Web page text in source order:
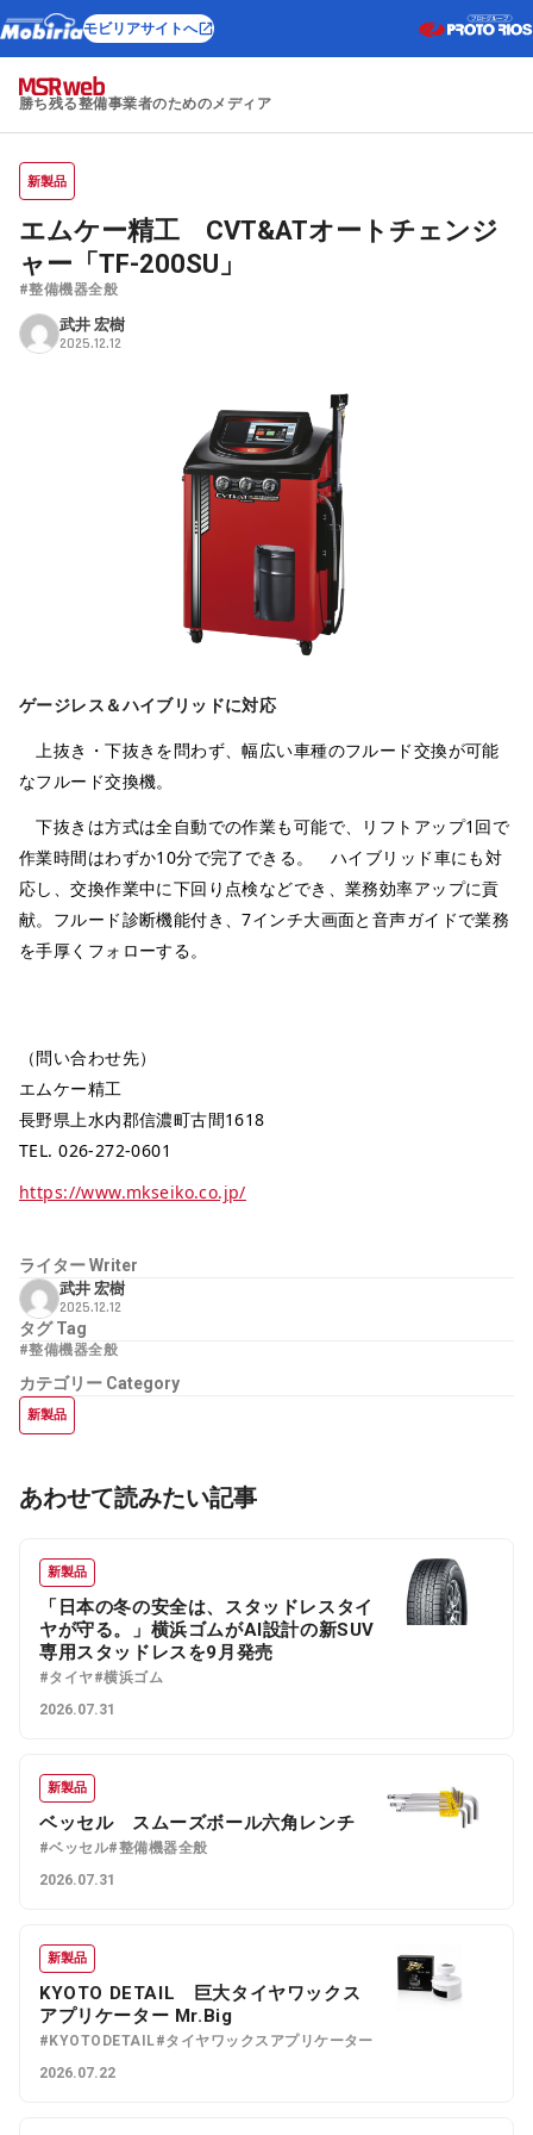
モビリアサイトへ
勝ち残る整備事業者のためのメディア
新製品
エムケー精工 CVT&ATオートチェンジ
ャー「TF-200SU」
#整備機器全般
武井 宏樹
2025.12.12
ゲージレス＆ハイブリッドに対応
上抜き・下抜きを問わず、幅広い車種のフルード交換が可能
なフルード交換機。
下抜きは方式は全自動での作業も可能で、リフトアップ1回で
作業時間はわずか10分で完了できる。 ハイブリッド車にも対
応し、交換作業中に下回り点検などでき、業務効率アップに貢
献。フルード診断機能付き、7インチ大画面と音声ガイドで業務
を手厚くフォローする。
（問い合わせ先）
エムケー精工
長野県上水内郡信濃町古間1618
TEL. 026-272-0601
https://www.mkseiko.co.jp/
ライターWriter
武井 宏樹
2025.12.12
タグTag
#整備機器全般
カテゴリー Category
新製品
あわせて読みたい記事
新製品
「日本の冬の安全は、スタッドレスタイ
ヤが守る。」横浜ゴムがAI設計の新SUV
専用スタッドレスを9月発売
#タイヤ#横浜ゴム
2026.07.31
新製品
ベッセル スムーズボール六角レンチ
#ベッセル#整備機器全般
2026.07.31
新製品
KYOTO DETAIL 巨大タイヤワックス
アプリケーター Mr.Big
#KYOTODETAIL#タイヤワックスアプリケーター
2026.07.22